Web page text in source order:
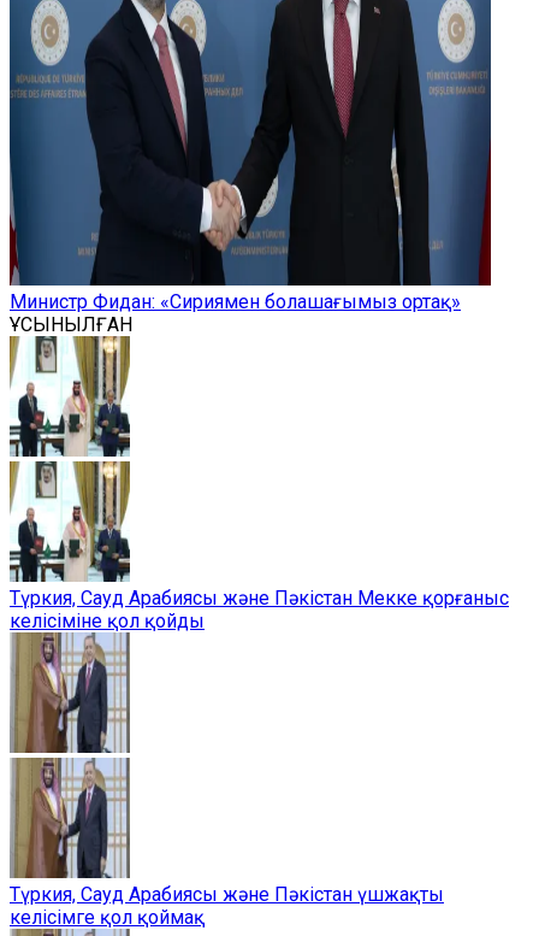
Министр Фидан: «Сириямен болашағымыз ортақ»
ҰСЫНЫЛҒАН
Түркия, Сауд Арабиясы және Пәкістан Мекке қорғаныс
келісіміне қол қойды
Түркия, Сауд Арабиясы және Пәкістан үшжақты
келісімге қол қоймақ